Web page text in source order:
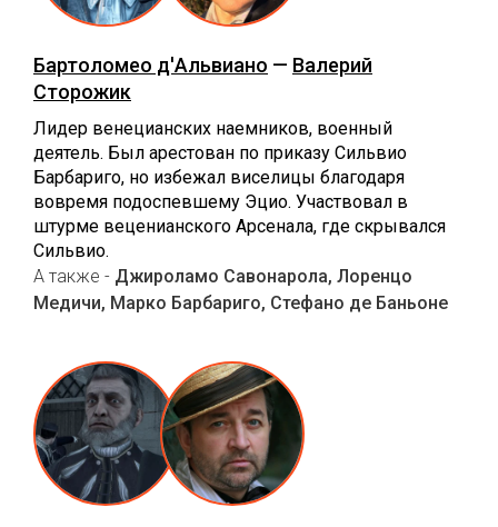
Бартоломео д'Альвиано — Валерий
Сторожик
Лидер венецианских наемников, военный
деятель. Был арестован по приказу Сильвио
Барбариго, но избежал виселицы благодаря
вовремя подоспевшему Эцио. Участвовал в
штурме веценианского Арсенала, где скрывался
Сильвио.
А также - Джироламо Савонарола, Лоренцо
Медичи, Марко Барбариго, Стефано де Баньоне